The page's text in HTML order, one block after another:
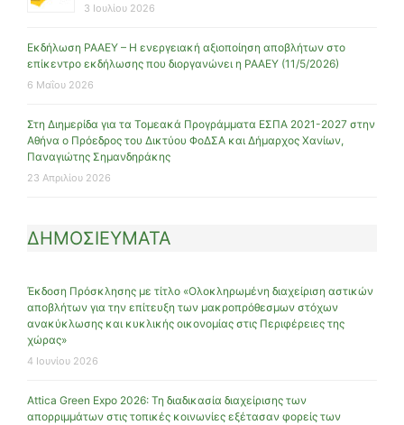
3 Ιουλίου 2026
Εκδήλωση ΡΑΑΕΥ – Η ενεργειακή αξιοποίηση αποβλήτων στο
επίκεντρο εκδήλωσης που διοργανώνει η ΡΑΑΕΥ (11/5/2026)
6 Μαΐου 2026
Στη Διημερίδα για τα Τομεακά Προγράμματα ΕΣΠΑ 2021-2027 στην
Αθήνα ο Πρόεδρος του Δικτύου ΦοΔΣΑ και Δήμαρχος Χανίων,
Παναγιώτης Σημανδηράκης
23 Απριλίου 2026
ΔΗΜΟΣΙΕΥΜΑΤΑ
Έκδοση Πρόσκλησης με τίτλο «Ολοκληρωμένη διαχείριση αστικών
αποβλήτων για την επίτευξη των μακροπρόθεσμων στόχων
ανακύκλωσης και κυκλικής οικονομίας στις Περιφέρειες της
χώρας»
4 Ιουνίου 2026
Attica Green Expo 2026: Τη διαδικασία διαχείρισης των
απορριμμάτων στις τοπικές κοινωνίες εξέτασαν φορείς των